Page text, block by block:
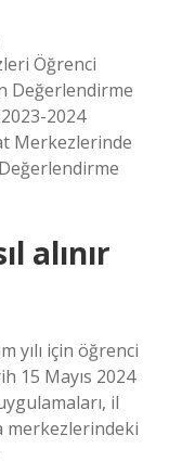
Öğrenci
Değerlendirme
2024
Merkezlerinde
alınır
yılı için öğrenci
15 Mayıs 2024
il
merkezlerindeki